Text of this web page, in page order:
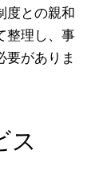
度との親和
整理し、事
要がありま
ス